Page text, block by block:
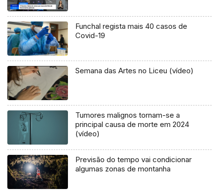
Funchal regista mais 40 casos de
Covid-19
Semana das Artes no Liceu (vídeo)
Tumores malignos tornam-se a
principal causa de morte em 2024
(vídeo)
Previsão do tempo vai condicionar
algumas zonas de montanha